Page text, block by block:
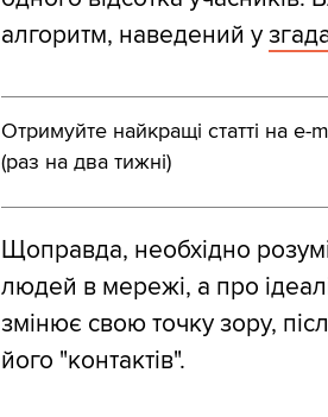
алгоритм, наведений у
Отримуйте найкращі статті на e-
(раз на два тижні)
Щоправда, необхідно
людей в мережі, а про
змінює свою точку зору,
його "контактів".